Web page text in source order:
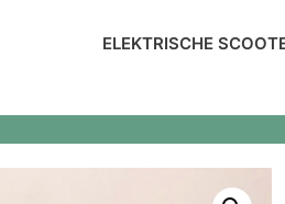
ELEKTRISCHE